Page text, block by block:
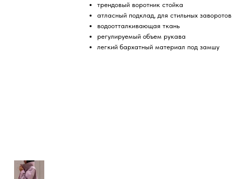
трендовый воротник стойка
атласный подклад, для стильных заворотов
водоотталкивающая ткань
регулируемый объем рукава
легкий бархатный материал под замшу